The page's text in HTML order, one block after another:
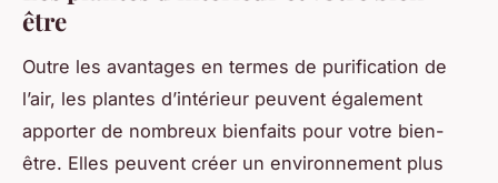
être
Outre les avantages en termes de purification de
l’air, les plantes d’intérieur peuvent également
apporter de nombreux bienfaits pour votre bien-
être. Elles peuvent créer un environnement plus